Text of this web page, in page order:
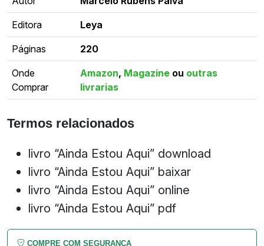
Editora Leya
Páginas 220
Onde
Comprar
Amazon, Magazine ou outras
livrarias
Termos relacionados
livro “Ainda Estou Aqui” download
livro “Ainda Estou Aqui” baixar
livro “Ainda Estou Aqui” online
livro “Ainda Estou Aqui” pdf
COMPRE COM SEGURANÇA